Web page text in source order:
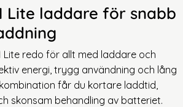
Lite laddare för snabb
Lite redo för allt med laddare och
energi, trygg användning och lång
får du kortare laddtid,
skonsam behandling av batteriet.